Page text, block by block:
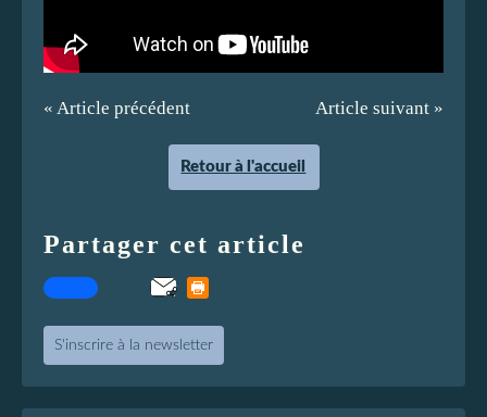
« Article précédent Article suivant »
Retour à l'accueil
Partager cet article
S'inscrire à la newsletter